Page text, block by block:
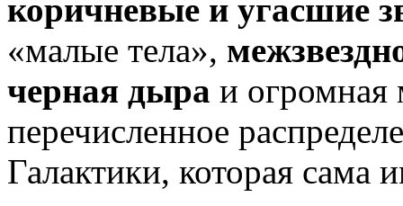
коричневые и угасшие
«малые тела»,
черная дыра и огромная
перечисленное
Галактики, которая